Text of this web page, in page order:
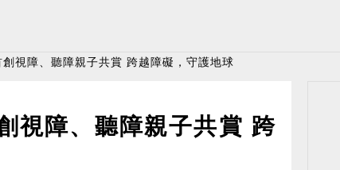
視障、聽障親子共賞 跨越障礙，守護地球
視障、聽障親子共賞 跨